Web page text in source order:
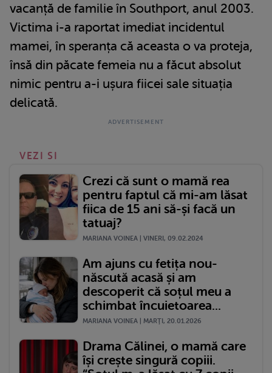
vacanță de familie în Southport, anul 2003.
Victima i-a raportat imediat incidentul
mamei, în speranța că aceasta o va proteja,
însă din păcate femeia nu a făcut absolut
nimic pentru a-i ușura fiicei sale situația
delicată.
VEZI SI
Crezi că sunt o mamă rea
pentru faptul că mi-am lăsat
fiica de 15 ani să-și facă un
tatuaj?
MARIANA VOINEA | VINERI, 09.02.2024
Am ajuns cu fetița nou-
născută acasă și am
descoperit că soțul meu a
schimbat încuietoarea...
MARIANA VOINEA | MARŢI, 20.01.2026
Drama Călinei, o mamă care
își crește singură copiii.